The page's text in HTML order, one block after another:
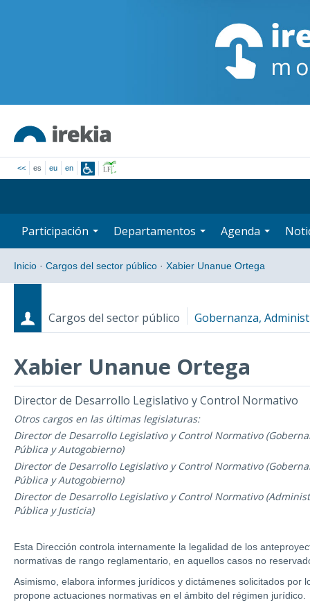
<< es eu en
Participación Departamentos Agenda
Inicio · Cargos del sector público · Xabier Unanue Ortega
Cargos del sector público Gobernanza,
Xabier Unanue Ortega
CargosFecha de inicio - Fecha fin
Director de Desarrollo Legislativo y Control Normativo
Otros cargos en las últimas legislaturas:
Director de Desarrollo Legislativo y Control Normativo
Pública y Autogobierno)
Director de Desarrollo Legislativo y Control Normativo
Pública y Autogobierno)
Director de Desarrollo Legislativo y Control Normativo
Pública y Justicia)
Esta Dirección controla internamente la legalidad de los
normativas de rango reglamentario, en aquellos casos no
Asimismo, elabora informes jurídicos y dictámenes solicitados por
propone actuaciones normativas en el ámbito del régimen jurídico.